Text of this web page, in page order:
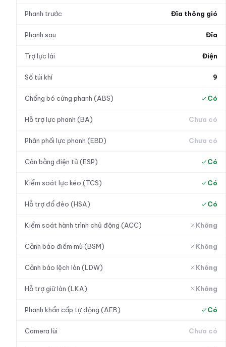
Phanh trước Đĩa thông gió
Phanh sau Đĩa
Trợ lực lái Điện
Số túi khí 9
Chống bó cứng phanh (ABS) Có
Hỗ trợ lực phanh (BA) Chưa có
Phân phối lực phanh (EBD) Chưa có
Cân bằng điện tử (ESP) Có
Kiểm soát lực kéo (TCS) Có
Hỗ trợ đổ đèo (HSA) Có
Kiểm soát hành trình chủ động (ACC) Không
Cảnh báo điểm mù (BSM) Không
Cảnh báo lệch làn (LDW) Không
Hỗ trợ giữ làn (LKA) Không
Phanh khẩn cấp tự động (AEB) Có
Camera lùi Chưa có